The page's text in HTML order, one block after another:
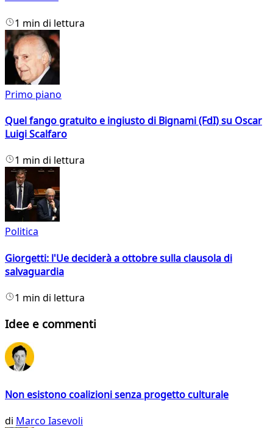
1 min di lettura
Primo piano
Quel fango gratuito e ingiusto di Bignami (FdI) su Oscar
Luigi Scalfaro
1 min di lettura
Politica
Giorgetti: l'Ue deciderà a ottobre sulla clausola di
salvaguardia
1 min di lettura
Idee e commenti
Non esistono coalizioni senza progetto culturale
di Marco Iasevoli